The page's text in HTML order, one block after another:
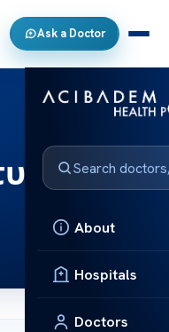
Ask a Doctor
About
Hospitals
Doctors
τα